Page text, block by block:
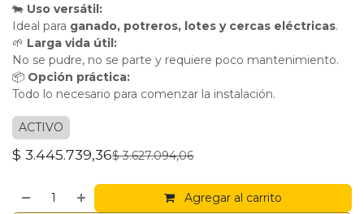
🐄 Uso versátil:
Ideal para ganado, potreros, lotes y cercas eléctricas.
🌱 Larga vida útil:
No se pudre, no se parte y requiere poco mantenimiento.
📦 Opción práctica:
Todo lo necesario para comenzar la instalación.
ACTIVO
$ 3.445.739,36$3.627.094,06
Agregar al carrito